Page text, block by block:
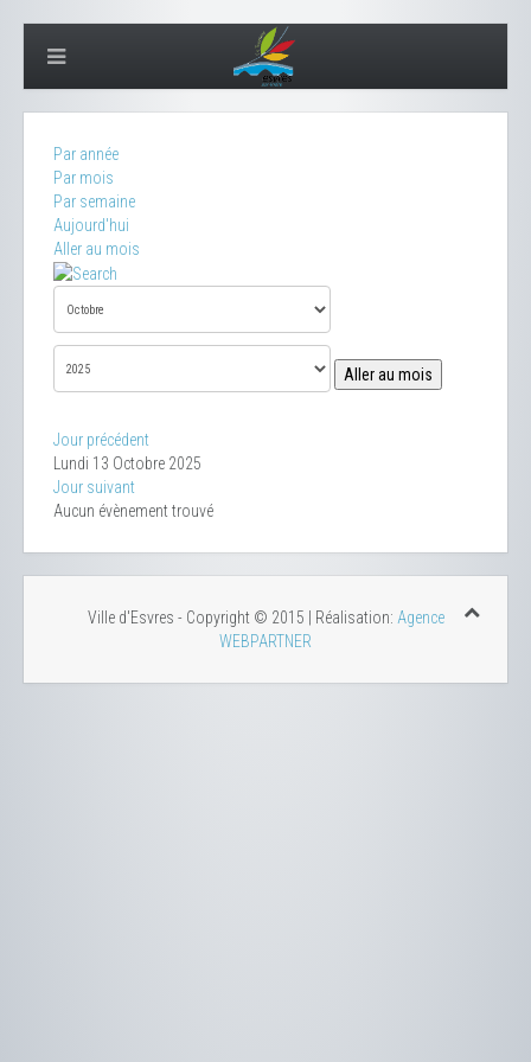
Par année
Par mois
Par semaine
Aujourd'hui
Aller au mois
Aller au mois
Jour précédent
Lundi 13 Octobre 2025
Jour suivant
Aucun évènement trouvé
Ville d'Esvres - Copyright © 2015 | Réalisation: Agence
WEBPARTNER